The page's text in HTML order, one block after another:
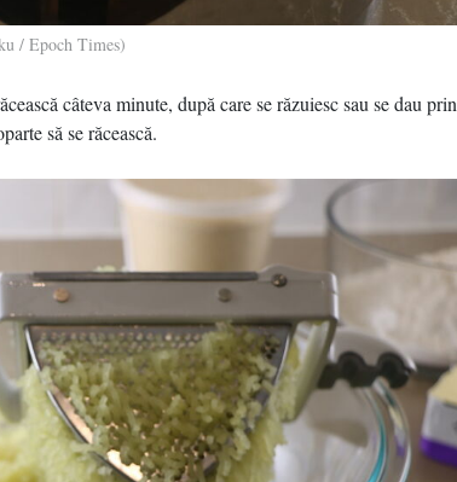
/ Epoch Times)
câteva minute, după care se răzuiesc sau se dau prin
să se răcească.